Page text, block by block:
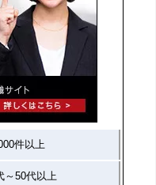
件以上
～50代以上